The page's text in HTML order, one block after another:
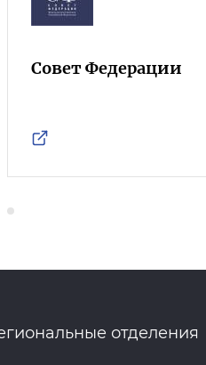
Совет Федерации
отделения